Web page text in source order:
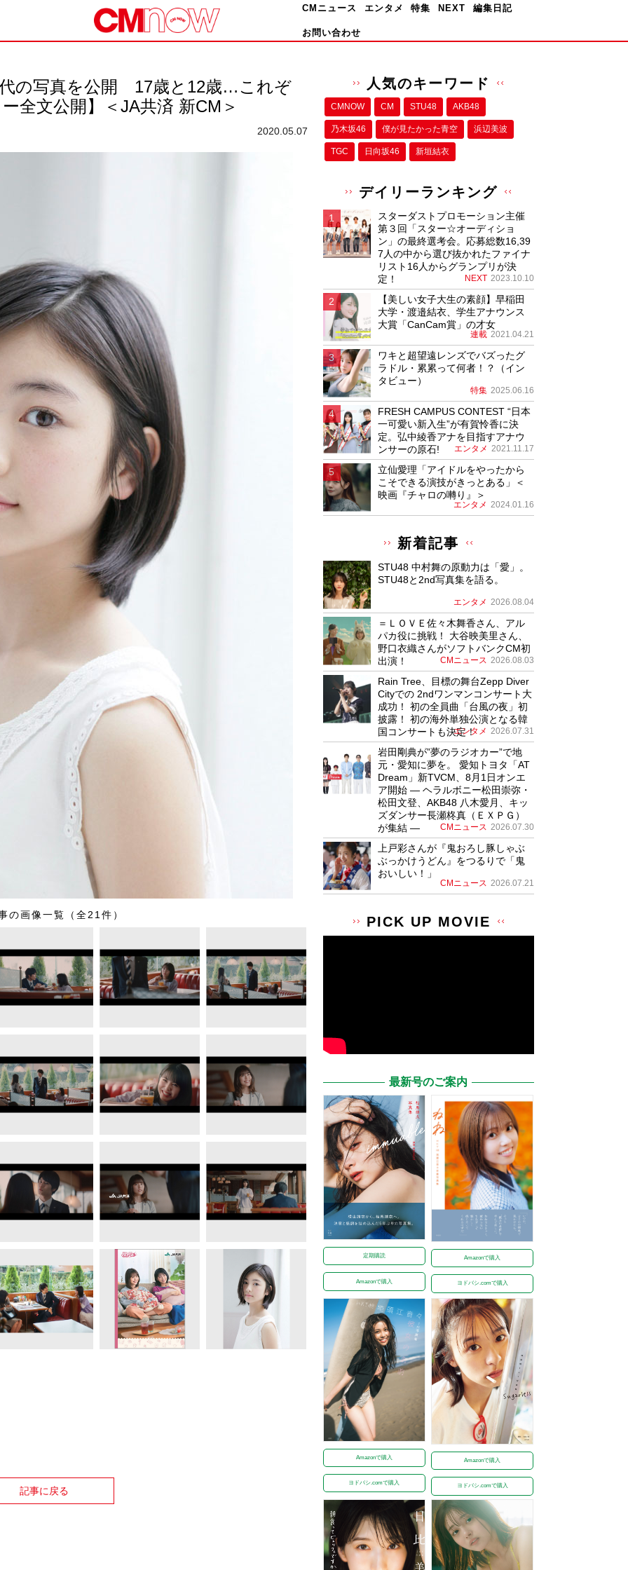
CMニュース エンタメ 特集 NEXT 編集日記
お問い合わせ
代の写真を公開 17歳と12歳…これぞ
全文公開】＜JA共済 新CM＞
2020.05.07
の画像一覧（全21件）
記事に戻る
人気のキーワード
CMNOW CM STU48 AKB48
乃木坂46 僕が⾒たかった⻘空 浜辺美波
TGC 日向坂46 新垣結衣
デイリーランキング
スターダストプロモーション主催
第３回「スター☆オーディショ
ン」の最終選考会。応募総数16,39
7人の中から選び抜かれたファイナ
リスト16人からグランプリが決
定！
NEXT 2023.10.10
【美しい女子大生の素顔】早稲田
大学・渡邉結衣、学生アナウンス
大賞「CanCam賞」の才女
連載 2021.04.21
ワキと超望遠レンズでバズったグ
ラドル・累累って何者！？（イン
タビュー）
特集 2025.06.16
FRESH CAMPUS CONTEST “日本
一可愛い新入生”が有賀怜香に決
定。弘中綾香アナを目指すアナウ
ンサーの原石!
エンタメ 2021.11.17
立仙愛理「アイドルをやったから
こそできる演技がきっとある」＜
映画『チャロの囀り』＞
エンタメ 2024.01.16
新着記事
STU48 中村舞の原動力は「愛」。
STU48と2nd写真集を語る。
エンタメ 2026.08.04
＝ＬＯＶＥ佐々木舞香さん、アル
パカ役に挑戦！ 大谷映美里さん、
野口衣織さんがソフトバンクCM初
出演！
CMニュース 2026.08.03
Rain Tree、目標の舞台Zepp Diver
Cityでの 2ndワンマンコンサート大
成功！ 初の全員曲「台風の夜」初
披露！ 初の海外単独公演となる韓
国コンサートも決定！
エンタメ 2026.07.31
岩田剛典が”夢のラジオカー”で地
元・愛知に夢を。 愛知トヨタ「AT
Dream」新TVCM、8月1日オンエ
ア開始 ― ヘラルボニー松田崇弥・
松田文登、AKB48 八木愛月、キッ
ズダンサー長瀬柊真（ＥＸＰＧ）
が集結 ―
CMニュース 2026.07.30
上戸彩さんが『鬼おろし豚しゃぶ
ぶっかけうどん』をつるりで「鬼
おいしい！」
CMニュース 2026.07.21
PICK UP MOVIE
最新号のご案内
定期購読
Amazonで購入
Amazonで購入
ヨドバシ.comで購入
Amazonで購入
ヨドバシ.comで購入
Amazonで購入
ヨドバシ.comで購入